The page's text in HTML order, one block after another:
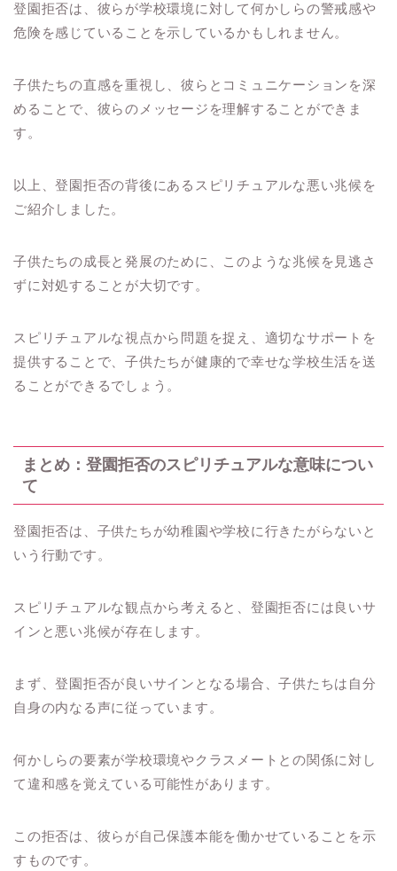
登園拒否は、彼らが学校環境に対して何かしらの警戒感や
危険を感じていることを示しているかもしれません。
子供たちの直感を重視し、彼らとコミュニケーションを深
めることで、彼らのメッセージを理解することができま
す。
以上、登園拒否の背後にあるスピリチュアルな悪い兆候を
ご紹介しました。
子供たちの成長と発展のために、このような兆候を見逃さ
ずに対処することが大切です。
スピリチュアルな視点から問題を捉え、適切なサポートを
提供することで、子供たちが健康的で幸せな学校生活を送
ることができるでしょう。
まとめ：登園拒否のスピリチュアルな意味につい
て
登園拒否は、子供たちが幼稚園や学校に行きたがらないと
いう行動です。
スピリチュアルな観点から考えると、登園拒否には良いサ
インと悪い兆候が存在します。
まず、登園拒否が良いサインとなる場合、子供たちは自分
自身の内なる声に従っています。
何かしらの要素が学校環境やクラスメートとの関係に対し
て違和感を覚えている可能性があります。
この拒否は、彼らが自己保護本能を働かせていることを示
すものです。